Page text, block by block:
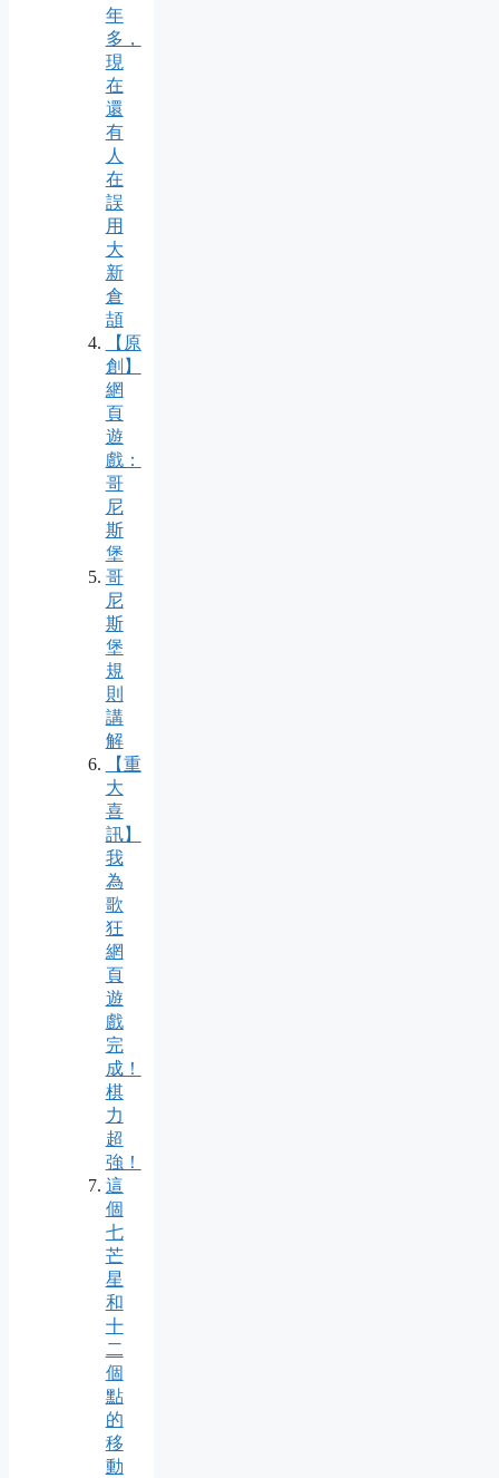
年
多，
現
在
還
有
人
在
誤
用
大
新
倉
頡
【原
創】
網
頁
遊
戲：
哥
尼
斯
堡
哥
尼
斯
堡
規
則
講
解
【重
大
喜
訊】
我
為
歌
狂
網
頁
遊
戲
完
成！
棋
力
超
強！
這
個
七
芒
星
和
十
二
個
點
的
移
動